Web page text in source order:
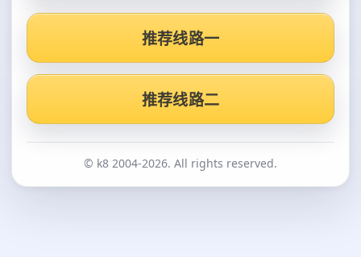
推荐线路一
推荐线路二
© k8 2004-2026. All rights reserved.